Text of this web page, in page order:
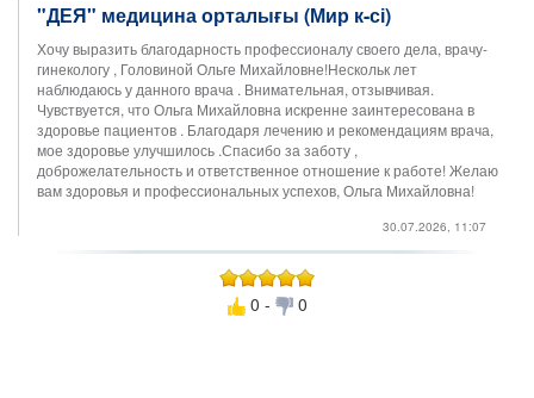
"ДЕЯ" медицина орталығы (Мир к-сі)
Хочу выразить благодарность профессионалу своего дела, врачу-
гинекологу , Головиной Ольге Михайловне!Нескольк лет
наблюдаюсь у данного врача . Внимательная, отзывчивая.
Чувствуется, что Ольга Михайловна искренне заинтересована в
здоровье пациентов . Благодаря лечению и рекомендациям врача,
мое здоровье улучшилось .Спасибо за заботу ,
доброжелательность и ответственное отношение к работе! Желаю
вам здоровья и профессиональных успехов, Ольга Михайловна!
30.07.2026, 11:07
0 - 0